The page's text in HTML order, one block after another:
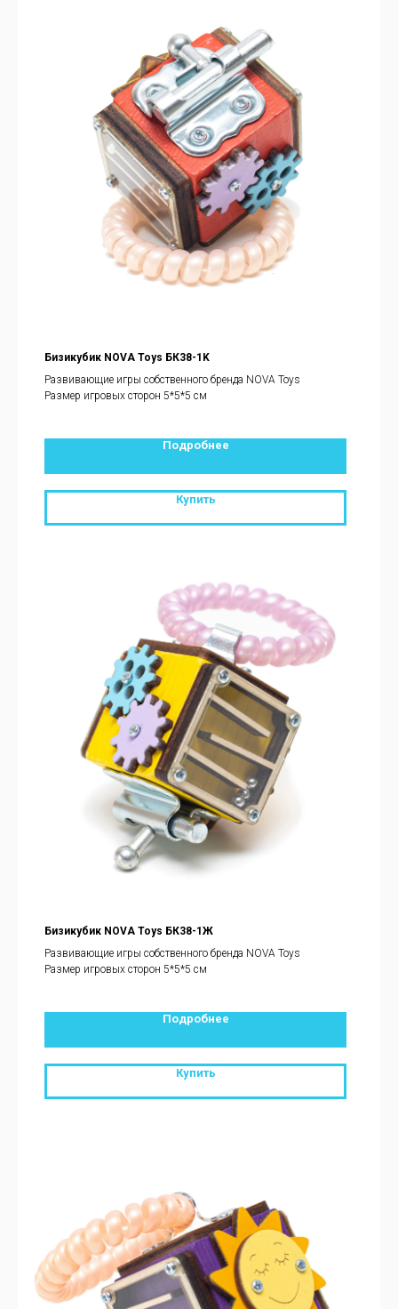
Бизикубик NOVA Toys БК38-1K
Развивающие игры собственного бренда NOVA Toys
Размер игровых сторон 5*5*5 см
Подробнее
Купить
Бизикубик NOVA Toys БК38-1Ж
Развивающие игры собственного бренда NOVA Toys
Размер игровых сторон 5*5*5 см
Подробнее
Купить